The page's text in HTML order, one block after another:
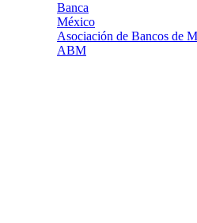
Banca
México
Asociación de Bancos de
ABM